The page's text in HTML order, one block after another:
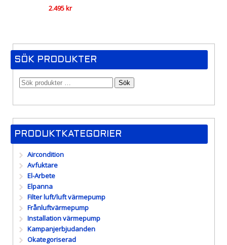
2.495kr
SÖK PRODUKTER
Sök
PRODUKTKATEGORIER
Aircondition
Avfuktare
El-Arbete
Elpanna
Filter luft/luft värmepump
Frånluftvärmepump
Installation värmepump
Kampanjerbjudanden
Okategoriserad